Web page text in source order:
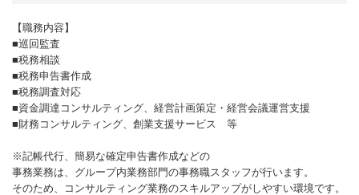
【職務内容】
■巡回監査
■税務相談
■税務申告書作成
■税務調査対応
■資金調達コンサルティング、経営計画策定・経営会議運営支援
■財務コンサルティング、創業支援サービス 等
※記帳代行、簡易な確定申告書作成などの
事務業務は、グループ内業務部門の事務職スタッフが行います。
そのため、コンサルティング業務のスキルアップがしやすい環境です。